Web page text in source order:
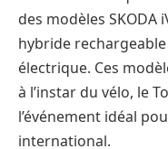
des modèles SKODA
hybride
électrique. Ces
à l’instar du vélo, le
l’événement idéal
international.